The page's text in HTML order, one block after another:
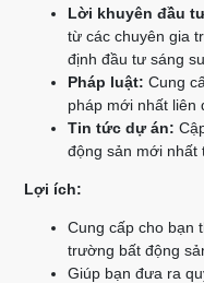
Lời khuyên đầu
từ các chuyên gia
định đầu tư sáng
Pháp luật: Cung
pháp mới nhất liên
Tin tức dự án:
động sản mới nhất
Lợi ích:
Cung cấp cho bạn
trường bất động
Giúp bạn đưa ra